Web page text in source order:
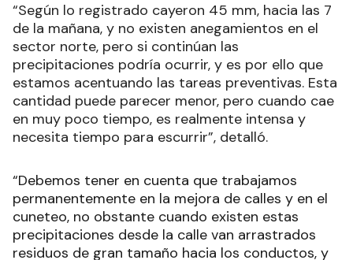
“Según lo registrado cayeron 45 mm, hacia las 7
de la mañana, y no existen anegamientos en el
sector norte, pero si continúan las
precipitaciones podría ocurrir, y es por ello que
estamos acentuando las tareas preventivas. Esta
cantidad puede parecer menor, pero cuando cae
en muy poco tiempo, es realmente intensa y
necesita tiempo para escurrir”, detalló.
“Debemos tener en cuenta que trabajamos
permanentemente en la mejora de calles y en el
cuneteo, no obstante cuando existen estas
precipitaciones desde la calle van arrastrados
residuos de gran tamaño hacia los conductos, y